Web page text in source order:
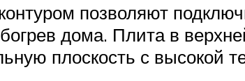
позволяют
дома. Плита в
плоскость с высокой